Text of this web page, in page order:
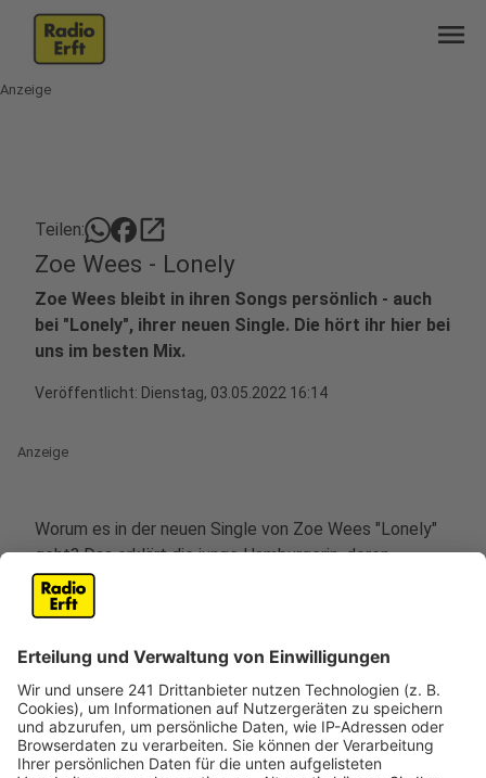
menu
Anzeige
Teilen: open_in_new
Zoe Wees - Lonely
Zoe Wees bleibt in ihren Songs persönlich - auch
bei "Lonely", ihrer neuen Single. Die hört ihr hier bei
uns im besten Mix.
Veröffentlicht: Dienstag, 03.05.2022 16:14
Anzeige
Worum es in der neuen Single von Zoe Wees "Lonely"
geht? Das erklärt die junge Hamburgerin, deren
Karriereleiter seit 2020 steil nach oben zeigt, am
besten selbst: "Ich fing an, diesen Song zu schreiben,
Zeit durchmachte, und er half mir, mich weniger allein
zu fühlen“, schreibt Wees unter einem Post auf der
Plattform Instagram - kurz vor der Release des Songs.
"Durch das Veröffentlichen meiner Songs habe ich
viele neue, großartige Freundschaften geschlossen